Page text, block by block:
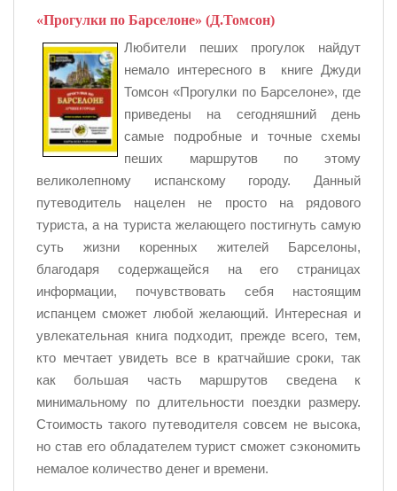
«Прогулки по Барселоне» (Д.Томсон)
Любители пеших прогулок найдут
немало интересного в книге Джуди
Томсон «Прогулки по Барселоне», где
приведены на сегодняшний день
самые подробные и точные схемы
пеших маршрутов по этому
великолепному испанскому городу. Данный
путеводитель нацелен не просто на рядового
туриста, а на туриста желающего постигнуть самую
суть жизни коренных жителей Барселоны,
благодаря содержащейся на его страницах
информации, почувствовать себя настоящим
испанцем сможет любой желающий. Интересная и
увлекательная книга подходит, прежде всего, тем,
кто мечтает увидеть все в кратчайшие сроки, так
как большая часть маршрутов сведена к
минимальному по длительности поездки размеру.
Стоимость такого путеводителя совсем не высока,
но став его обладателем турист сможет сэкономить
немалое количество денег и времени.